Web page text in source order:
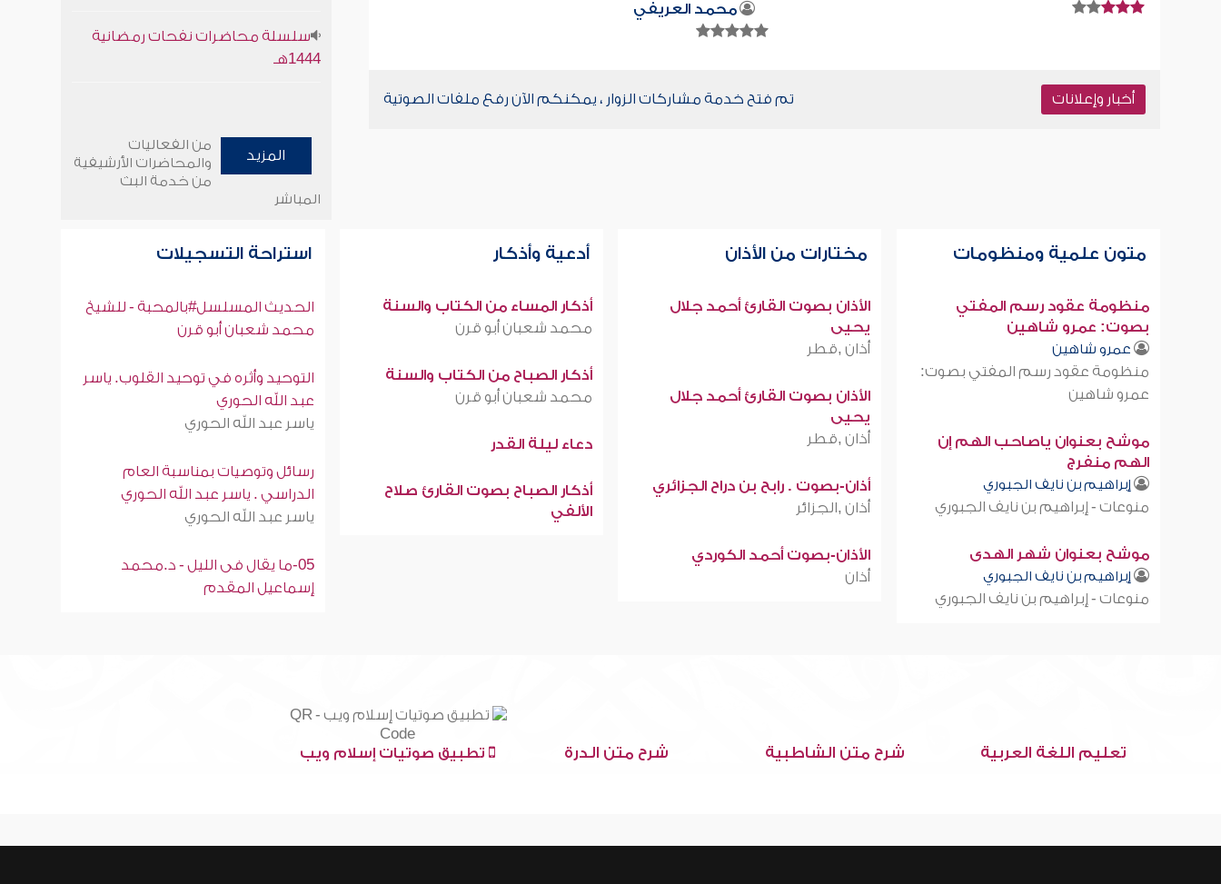
محمد العريفي
أخبار وإعلانات تم فتح خدمة مشاركات الزوار ، يمكنكم الآن رفع ملفات الصوتية
سلسلة محاضرات نفحات رمضانية
1444هـ
المزيد
من الفعاليات
والمحاضرات الأرشيفية
من خدمة البث
المباشر
متون علمية ومنظومات
منظومة عقود رسم المفتي
بصوت: عمرو شاهين
عمرو شاهين
منظومة عقود رسم المفتي بصوت:
عمرو شاهين
موشح بعنوان ياصاحب الهم إن
الهم منفرج
إبراهيم بن نايف الجبوري
منوعات - إبراهيم بن نايف الجبوري
موشح بعنوان شهر الهدى
إبراهيم بن نايف الجبوري
منوعات - إبراهيم بن نايف الجبوري
مختارات من الأذان
الأذان بصوت القارئ أحمد جلال
يحيى
أذان ,قطر
الأذان بصوت القارئ أحمد جلال
يحيى
أذان ,قطر
أذان-بصوت . رابح بن دراح الجزائري
أذان ,الجزائر
الأذان-بصوت أحمد الكوردي
أذان
أدعية وأذكار
أذكار المساء من الكتاب والسنة
محمد شعبان أبو قرن
أذكار الصباح من الكتاب والسنة
محمد شعبان أبو قرن
دعاء ليلة القدر
أذكار الصباح بصوت القارئ صلاح
الألفي
استراحة التسجيلات
الحديث المسلسل#بالمحبة - للشيخ
محمد شعبان أبو قرن
التوحيد وأثره في توحيد القلوب. ياسر
عبد الله الحوري
ياسر عبد الله الحوري
رسائل وتوصيات بمناسبة العام
الدراسي . ياسر عبد الله الحوري
ياسر عبد الله الحوري
05-ما يقال فى الليل - د.محمد
إسماعيل المقدم
تعليم اللغة العربية شرح متن الشاطبية شرح متن الدرة تطبيق صوتيات إسلام ويب